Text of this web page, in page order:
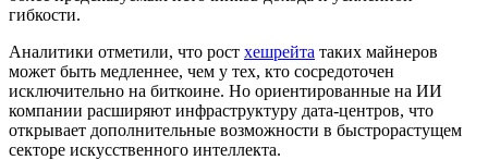
гибкости.
Аналитики отметили, что рост хешрейта таких майнеров
может быть медленнее, чем у тех, кто сосредоточен
исключительно на биткоине. Но ориентированные на ИИ
компании расширяют инфраструктуру дата-центров, что
открывает дополнительные возможности в быстрорастущем
секторе искусственного интеллекта.